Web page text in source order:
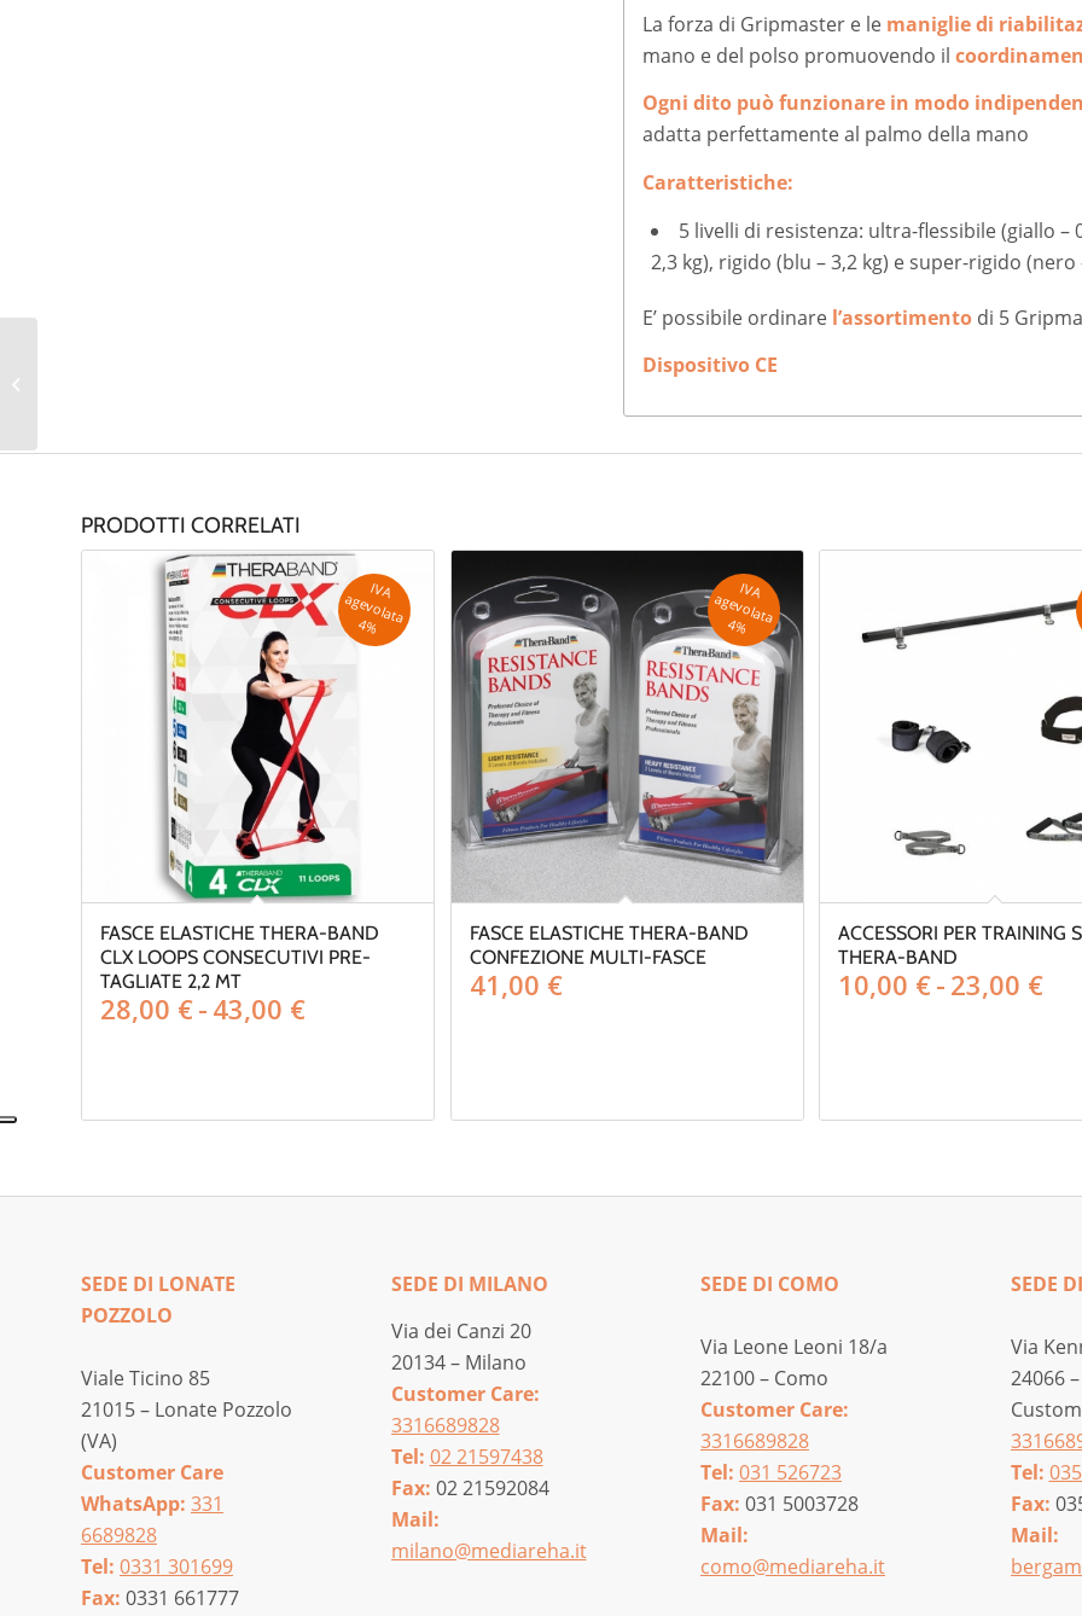
La forza di Gripmaster e le maniglie di
mano e del polso promuovendo il
Ogni dito può funzionare in modo
adatta perfettamente al palmo della mano
Caratteristiche:
5 livelli di resistenza: ultra-flessibile (giallo –
2,3 kg), rigido (blu – 3,2 kg) e super-rigido (nero
E’ possibile ordinare l’assortimento di 5
Dispositivo CE
PRODOTTI CORRELATI
FASCE ELASTICHE THERA-BAND
CLX LOOPS CONSECUTIVI PRE-
TAGLIATE 2,2 MT
28,00 €- 43,00 €Fascia
28,00 €
IV
A
a
g
e
v
o
la
ta
4
%
FASCE ELASTICHE THERA-BAND
CONFEZIONE MULTI-FASCE
41,00 €
IV
A
a
g
e
v
o
la
ta
4
%
ACCESSORI PER TRAINING
THERA-BAND
10,00 €- 23,00 €
a
SEDE DI LONATE
POZZOLO
Viale Ticino 85
21015 – Lonate Pozzolo
(VA)
Customer Care
WhatsApp: 331
6689828
Tel: 0331 301699
Fax: 0331 661777
SEDE DI MILANO
Via dei Canzi 20
20134 – Milano
Customer Care:
3316689828
Tel: 02 21597438
Fax: 02 21592084
Mail:
milano@mediareha.it
SEDE DI COMO
Via Leone Leoni 18/a
22100 – Como
Customer Care:
3316689828
Tel: 031 526723
Fax: 031 5003728
Mail:
como@mediareha.it
SEDE
Via
24066
Tel:
Fax:
Mail: